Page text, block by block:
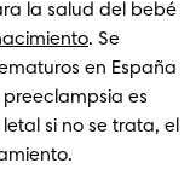
la salud del bebé
. Se
en España
es
si no se trata, el